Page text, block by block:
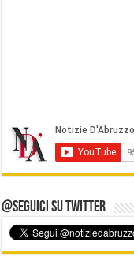
@Seguici su Twitter